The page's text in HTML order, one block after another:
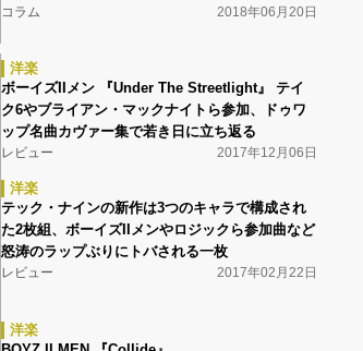
コラム 2018年06月20日
洋楽
ボーイズIIメン 『Under The Streetlight』 テイ
ク6やブライアン・マックナイトら参加、ドゥワ
ップ名曲カヴァー集で若き日に立ち返る
レビュー 2017年12月06日
洋楽
テック・ナインの新作は3つのキャラで構成され
た2枚組、ボーイズIIメンやロジックら参加曲など
怒涛のラップぶりにトバされる一枚
レビュー 2017年02月22日
洋楽